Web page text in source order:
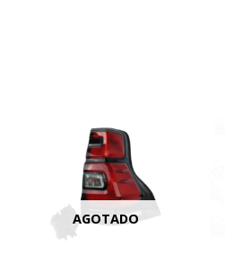
AGOTADO